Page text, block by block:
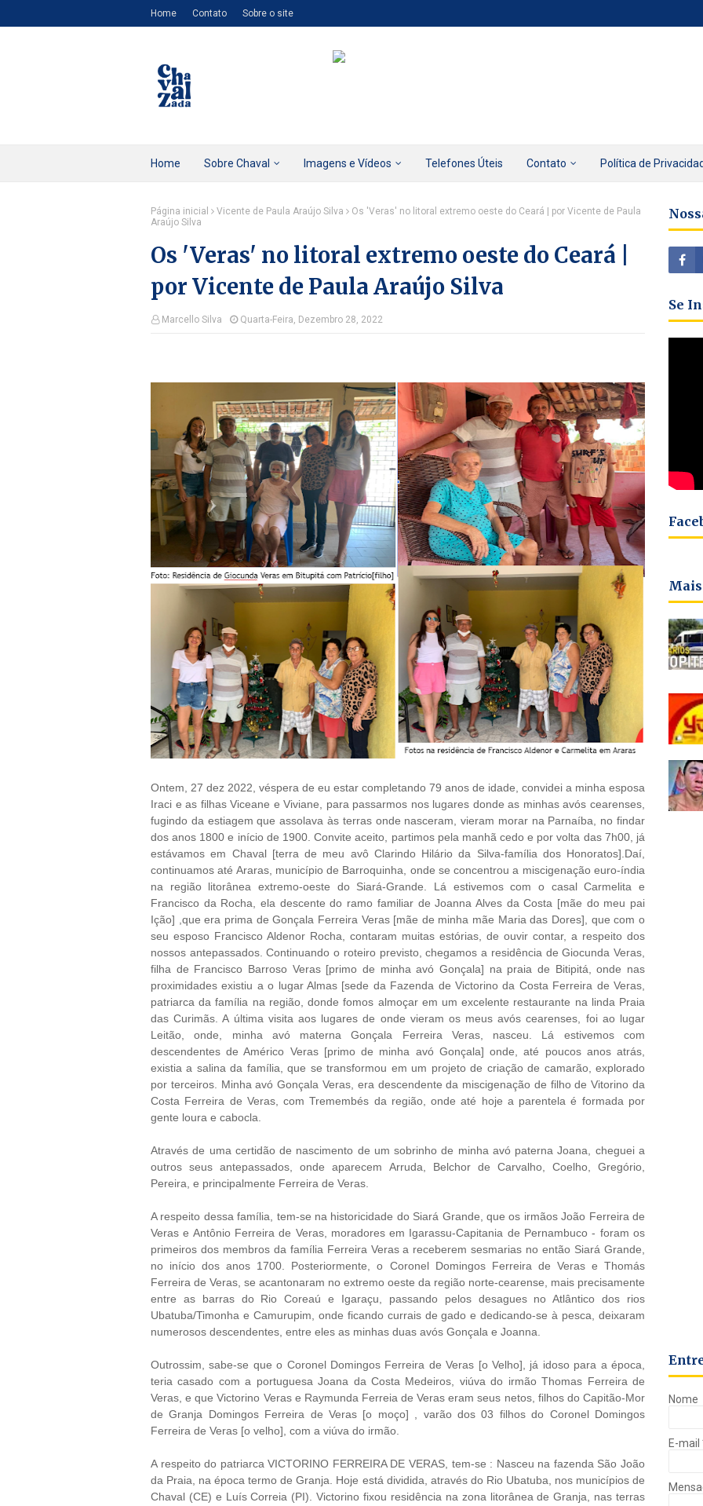
Home Contato Sobre o site
Home Sobre Chaval Imagens e Vídeos Telefones Úteis Contato Política de
Página inicial Vicente de Paula Araújo Silva
Os 'Veras' no litoral extremo oeste do Ceará | por Vicente de Paula
Araújo Silva
Os 'Veras' no litoral extremo oeste do Ceará |
por Vicente de Paula Araújo Silva
Marcello Silva Quarta-Feira, Dezembro 28, 2022
Ontem, 27 dez 2022, véspera de eu estar completando 79 anos de idade, convidei a minha esposa
Iraci e as filhas Viceane e Viviane, para passarmos nos lugares donde as minhas avós cearenses,
fugindo da estiagem que assolava às terras onde nasceram, vieram morar na Parnaíba, no findar
dos anos 1800 e início de 1900. Convite aceito, partimos pela manhã cedo e por volta das 7h00, já
estávamos em Chaval [terra de meu avô Clarindo Hilário da Silva-família dos Honoratos].Daí,
continuamos até Araras, município de Barroquinha, onde se concentrou a miscigenação euro-índia
na região litorânea extremo-oeste do Siará-Grande. Lá estivemos com o casal Carmelita e
Francisco da Rocha, ela descente do ramo familiar de Joanna Alves da Costa [mãe do meu pai
Ição] ,que era prima de Gonçala Ferreira Veras [mãe de minha mãe Maria das Dores], que com o
seu esposo Francisco Aldenor Rocha, contaram muitas estórias, de ouvir contar, a respeito dos
nossos antepassados. Continuando o roteiro previsto, chegamos a residência de Giocunda Veras,
filha de Francisco Barroso Veras [primo de minha avó Gonçala] na praia de Bitipitá, onde nas
proximidades existiu a o lugar Almas [sede da Fazenda de Victorino da Costa Ferreira de Veras,
patriarca da família na região, donde fomos almoçar em um excelente restaurante na linda Praia
das Curimãs. A última visita aos lugares de onde vieram os meus avós cearenses, foi ao lugar
Leitão, onde, minha avó materna Gonçala Ferreira Veras, nasceu. Lá estivemos com
descendentes de Américo Veras [primo de minha avó Gonçala] onde, até poucos anos atrás,
existia a salina da família, que se transformou em um projeto de criação de camarão, explorado
por terceiros. Minha avó Gonçala Veras, era descendente da miscigenação de filho de Vitorino da
Costa Ferreira de Veras, com Tremembés da região, onde até hoje a parentela é formada por
gente loura e cabocla.
Através de uma certidão de nascimento de um sobrinho de minha avó paterna Joana, cheguei a
outros seus antepassados, onde aparecem Arruda, Belchor de Carvalho, Coelho, Gregório,
Pereira, e principalmente Ferreira de Veras.
A respeito dessa família, tem-se na historicidade do Siará Grande, que os irmãos João Ferreira de
Veras e Antônio Ferreira de Veras, moradores em Igarassu-Capitania de Pernambuco - foram os
primeiros dos membros da família Ferreira Veras a receberem sesmarias no então Siará Grande,
no início dos anos 1700. Posteriormente, o Coronel Domingos Ferreira de Veras e Thomás
Ferreira de Veras, se acantonaram no extremo oeste da região norte-cearense, mais precisamente
entre as barras do Rio Coreaú e Igaraçu, passando pelos desagues no Atlântico dos rios
Ubatuba/Timonha e Camurupim, onde ficando currais de gado e dedicando-se à pesca, deixaram
numerosos descendentes, entre eles as minhas duas avós Gonçala e Joanna.
Outrossim, sabe-se que o Coronel Domingos Ferreira de Veras [o Velho], já idoso para a época,
teria casado com a portuguesa Joana da Costa Medeiros, viúva do irmão Thomas Ferreira de
Veras, e que Victorino Veras e Raymunda Ferreia de Veras eram seus netos, filhos do Capitão-Mor
de Granja Domingos Ferreira de Veras [o moço] , varão dos 03 filhos do Coronel Domingos
Ferreira de Veras [o velho], com a viúva do irmão.
A respeito do patriarca VICTORINO FERREIRA DE VERAS, tem-se : Nasceu na fazenda São João
da Praia, na época termo de Granja. Hoje está dividida, através do Rio Ubatuba, nos municípios de
Chaval (CE) e Luís Correia (PI). Victorino fixou residência na zona litorânea de Granja, nas terras
Se
Nome
E-mail